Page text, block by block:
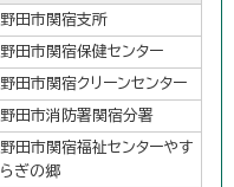
野田市関宿支所
野田市関宿保健センター
野田市関宿クリーンセンター
野田市消防署関宿分署
野田市関宿福祉センターやす
らぎの郷